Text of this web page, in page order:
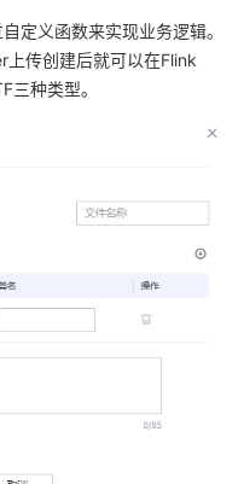
定义函数来实现业务逻辑。
上传创建后就可以在Flink
三种类型。